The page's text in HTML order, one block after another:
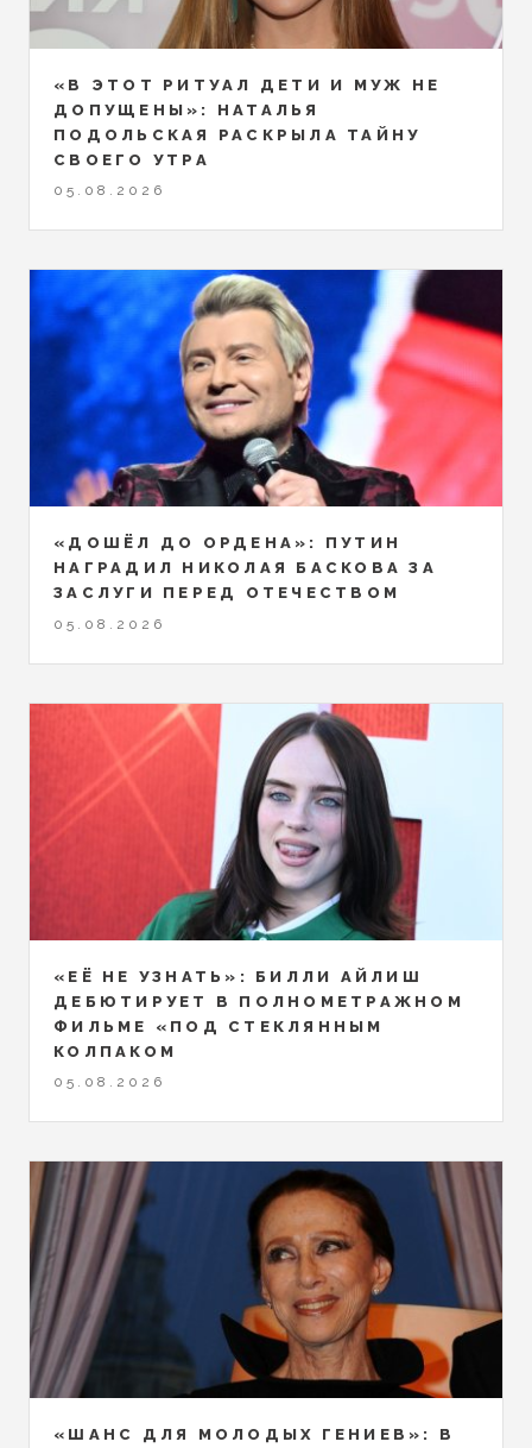
«В ЭТОТ РИТУАЛ ДЕТИ И МУЖ НЕ
ДОПУЩЕНЫ»: НАТАЛЬЯ
ПОДОЛЬСКАЯ РАСКРЫЛА ТАЙНУ
СВОЕГО УТРА
05.08.2026
«ДОШЁЛ ДО ОРДЕНА»: ПУТИН
НАГРАДИЛ НИКОЛАЯ БАСКОВА ЗА
ЗАСЛУГИ ПЕРЕД ОТЕЧЕСТВОМ
05.08.2026
«ЕЁ НЕ УЗНАТЬ»: БИЛЛИ АЙЛИШ
ДЕБЮТИРУЕТ В ПОЛНОМЕТРАЖНОМ
ФИЛЬМЕ «ПОД СТЕКЛЯННЫМ
КОЛПАКОМ
05.08.2026
«ШАНС ДЛЯ МОЛОДЫХ ГЕНИЕВ»: В